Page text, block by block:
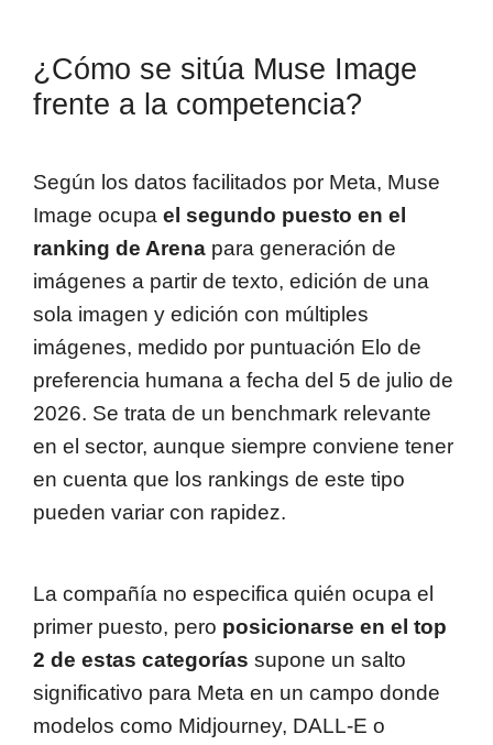
¿Cómo se sitúa Muse Image
frente a la competencia?
Según los datos facilitados por Meta, Muse
Image ocupa el segundo puesto en el
ranking de Arena para generación de
imágenes a partir de texto, edición de una
sola imagen y edición con múltiples
imágenes, medido por puntuación Elo de
preferencia humana a fecha del 5 de julio de
2026. Se trata de un benchmark relevante
en el sector, aunque siempre conviene tener
en cuenta que los rankings de este tipo
pueden variar con rapidez.
La compañía no especifica quién ocupa el
primer puesto, pero posicionarse en el top
2 de estas categorías supone un salto
significativo para Meta en un campo donde
modelos como Midjourney, DALL-E o